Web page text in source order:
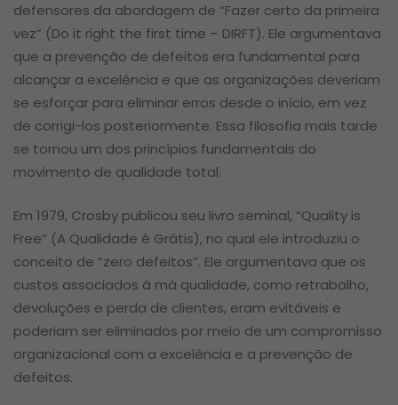
defensores da abordagem de “Fazer certo da primeira
vez” (Do it right the first time – DIRFT). Ele argumentava
que a prevenção de defeitos era fundamental para
alcançar a excelência e que as organizações deveriam
se esforçar para eliminar erros desde o início, em vez
de corrigi-los posteriormente. Essa filosofia mais tarde
se tornou um dos princípios fundamentais do
movimento de qualidade total.
Em 1979, Crosby publicou seu livro seminal, “Quality is
Free” (A Qualidade é Grátis), no qual ele introduziu o
conceito de “zero defeitos”. Ele argumentava que os
custos associados à má qualidade, como retrabalho,
devoluções e perda de clientes, eram evitáveis e
poderiam ser eliminados por meio de um compromisso
organizacional com a excelência e a prevenção de
defeitos.